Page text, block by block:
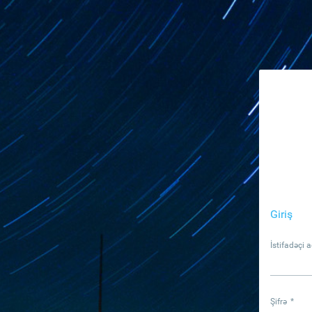
Giriş
İstifadəçi
Şifrə *